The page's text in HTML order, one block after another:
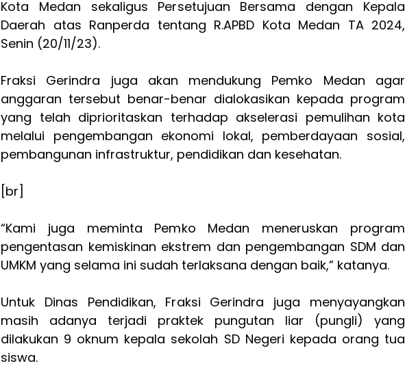
Kota Medan sekaligus Persetujuan Bersama dengan Kepala
Daerah atas Ranperda tentang R.APBD Kota Medan TA 2024,
Senin (20/11/23).
Fraksi Gerindra juga akan mendukung Pemko Medan agar
anggaran tersebut benar-benar dialokasikan kepada program
yang telah diprioritaskan terhadap akselerasi pemulihan kota
melalui pengembangan ekonomi lokal, pemberdayaan sosial,
pembangunan infrastruktur, pendidikan dan kesehatan.
[br]
“Kami juga meminta Pemko Medan meneruskan program
pengentasan kemiskinan ekstrem dan pengembangan SDM dan
UMKM yang selama ini sudah terlaksana dengan baik,” katanya.
Untuk Dinas Pendidikan, Fraksi Gerindra juga menyayangkan
masih adanya terjadi praktek pungutan liar (pungli) yang
dilakukan 9 oknum kepala sekolah SD Negeri kepada orang tua
siswa.